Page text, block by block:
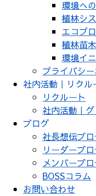
環境へ
植林シ
エコプ
植林苗
環境イ
プライバシ
社内活動｜リクル
リクルート
社内活動｜
ブログ
社長想伝ブ
リーダーブ
メンバーブ
BOSSコラム
お問い合わせ